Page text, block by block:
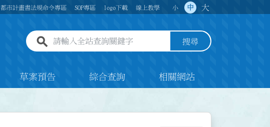
都市計畫書法規命令專區 SOP專區 logo下載 線上教學 小 中 大
全站查詢關鍵字欄位 搜尋
草案預告 綜合查詢 相關網站